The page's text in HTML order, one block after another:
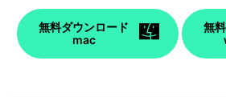
無料ダウンロード
mac
無